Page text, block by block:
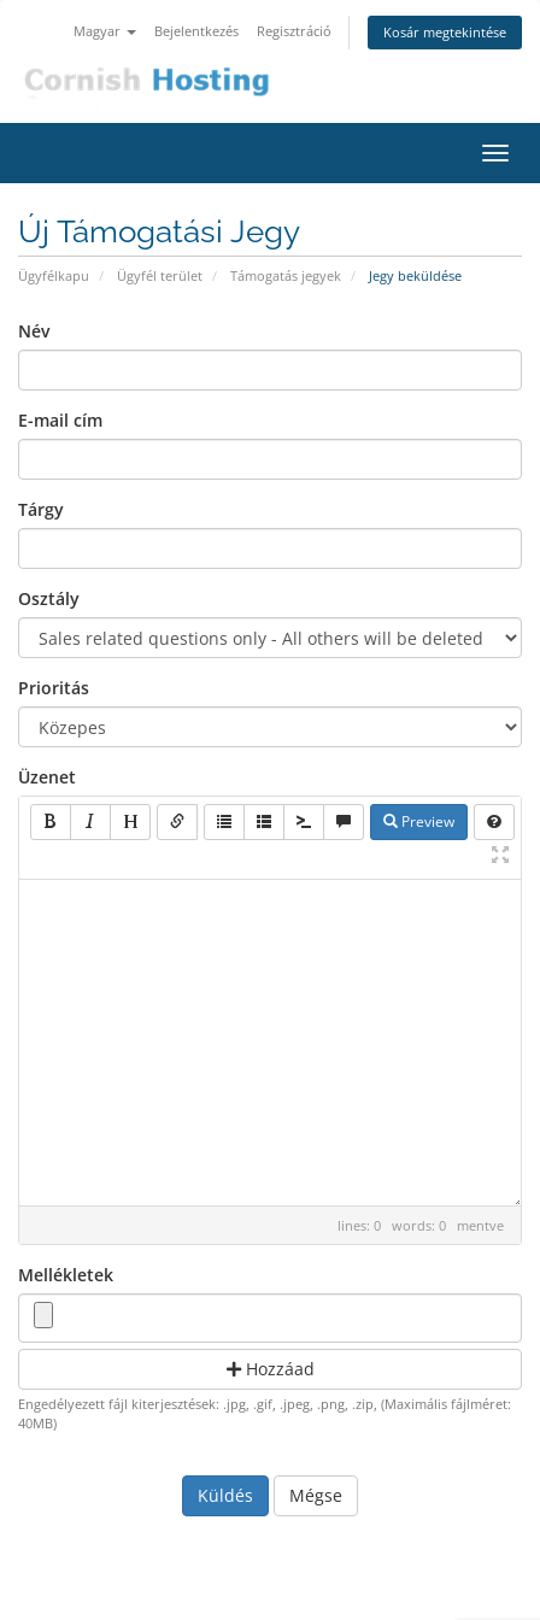
Magyar Bejelentkezés Regisztráció Kosár megtekintése
a
Új Támogatási Jegy
Ügyfélkapu Ügyfél terület Támogatás jegyek Jegy beküldése
Név
E-mail cím
Tárgy
Osztály
Prioritás
Üzenet
Preview
lines: 0 words: 0 mentve
Mellékletek
Hozzáad
Engedélyezett fájl kiterjesztések: .jpg, .gif, .jpeg, .png, .zip, (Maximális fájlméret:
40MB)
Mégse